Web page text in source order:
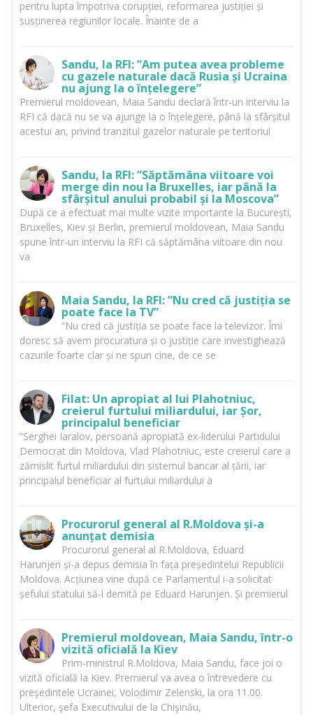
pentru lupta împotriva corupției, reformarea justiției și
susținerea regiunilor locale. Înainte de a
Sandu, la RFI: ”Am putea avea probleme
cu gazele naturale dacă Rusia și Ucraina
nu ajung la o înțelegere”
Premierul moldovean, Maia Sandu declară într-un interviu la
RFI că dacă nu se va ajunge la o înțelegere, până la sfârșitul
acestui an, privind tranzitul gazelor naturale pe teritoriul
Sandu, la RFI: ”Săptămâna viitoare voi
merge din nou la Bruxelles, iar până la
sfârșitul anului probabil și la Moscova”
După ce a efectuat mai multe vizite importante la București,
Bruxelles, Kiev și Berlin, premierul moldovean, Maia Sandu
spune într-un interviu la RFI că săptămâna viitoare din nou
va
Maia Sandu, la RFI: ”Nu cred că justiția se
poate face la TV”
”Nu cred că justiția se poate face la televizor. Îmi
doresc să avem procuratura și o justiție care investighează
cazurile foarte clar și ne spun cine, de ce se
Filat: Un apropiat al lui Plahotniuc,
creierul furtului miliardului, iar Șor,
principalul beneficiar
”Serghei Iaralov, persoană apropiată ex-liderului Partidului
Democrat din Moldova, Vlad Plahotniuc, este creierul care a
zămislit furtul miliardului din sistemul bancar al țării, iar
principalul beneficiar al furtului miliardului a
Procurorul general al R.Moldova și-a
anunțat demisia
Procurorul general al R.Moldova, Eduard
Harunjen și-a depus demisia în fața președintelui Republicii
Moldova. Acțiunea vine după ce Parlamentul i-a solicitat
șefului statului să-l demită pe Eduard Harunjen. Și premierul
Premierul moldovean, Maia Sandu, într-o
vizită oficială la Kiev
Prim-ministrul R.Moldova, Maia Sandu, face joi o
vizită oficială la Kiev. Premierul va avea o întrevedere cu
preşedintele Ucrainei, Volodimir Zelenski, la ora 11.00.
Ulterior, şefa Executivului de la Chişinău,